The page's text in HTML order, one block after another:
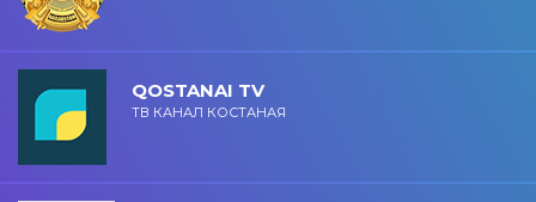
QOSTANAI TV
ТВ КАНАЛ КОСТАНАЯ